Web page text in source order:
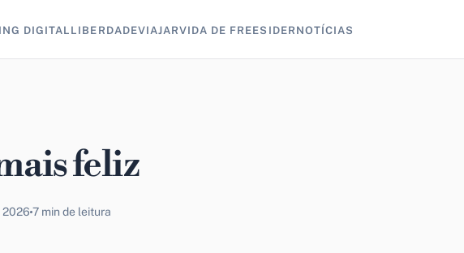
DIGITAL LIBERDADEVIAJARVIDA DE FREESIDER NOTÍCIAS
feliz
2026 7 min de leitura